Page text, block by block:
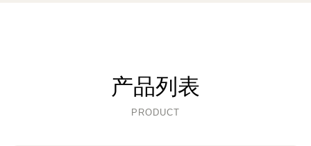
产品列表
PRODUCT